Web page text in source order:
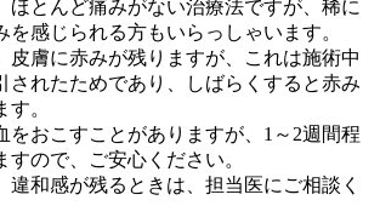
ほとんど痛みがない治療法ですが、稀に
を感じられる方もいらっしゃいます。
皮膚に赤みが残りますが、これは施術中
されたためであり、しばらくすると赤み
。
をおこすことがありますが、1～2週間程
すので、ご安心ください。
違和感が残るときは、担当医にご相談く